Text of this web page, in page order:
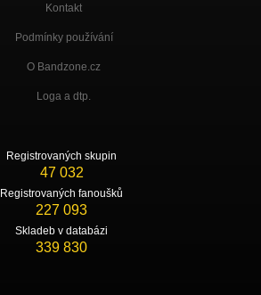
Kontakt
Podmínky používání
O Bandzone.cz
Loga a dtp.
Registrovaných skupin
47 032
Registrovaných fanoušků
227 093
Skladeb v databázi
339 830